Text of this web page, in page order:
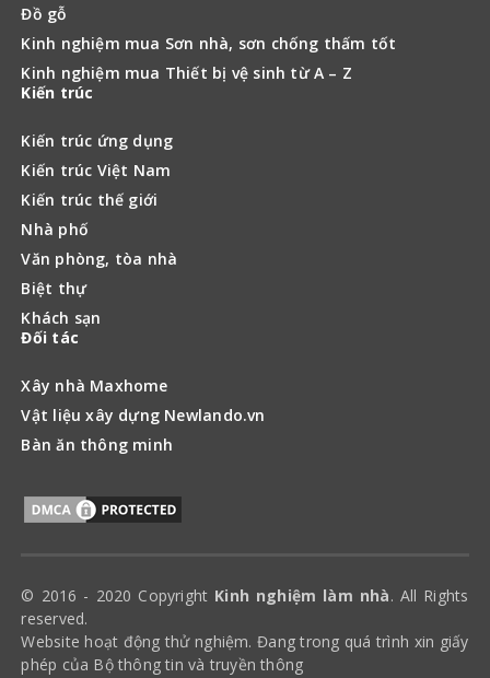
Đồ gỗ
Kinh nghiệm mua Sơn nhà, sơn chống thấm tốt
Kinh nghiệm mua Thiết bị vệ sinh từ A – Z
Kiến trúc
Kiến trúc ứng dụng
Kiến trúc Việt Nam
Kiến trúc thế giới
Nhà phố
Văn phòng, tòa nhà
Biệt thự
Khách sạn
Đối tác
Xây nhà Maxhome
Vật liệu xây dựng Newlando.vn
Bàn ăn thông minh
© 2016 - 2020 Copyright Kinh nghiệm làm nhà. All Rights
reserved.
Website hoạt động thử nghiệm. Đang trong quá trình xin giấy
phép của Bộ thông tin và truyền thông